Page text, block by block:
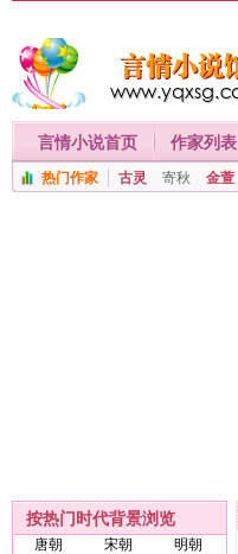
言情小说首页 作家列表
热门作家 古灵 寄秋 金萱
按热门时代背景浏览
唐朝 宋朝
明朝